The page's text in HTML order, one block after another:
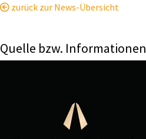
zurück zur News-Übersicht
Quelle bzw.